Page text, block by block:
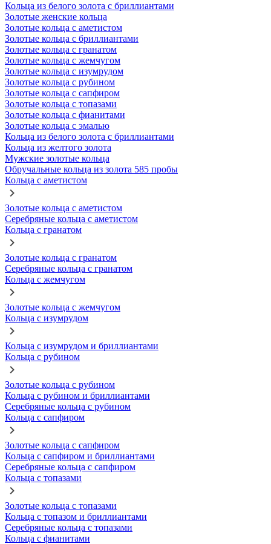
Кольца из белого золота с бриллиантами
Золотые женские кольца
Золотые кольца с аметистом
Золотые кольца с бриллиантами
Золотые кольца с гранатом
Золотые кольца с жемчугом
Золотые кольца с изумрудом
Золотые кольца с рубином
Золотые кольца с сапфиром
Золотые кольца с топазами
Золотые кольца с фианитами
Золотые кольца с эмалью
Кольца из белого золота с бриллиантами
Кольца из желтого золота
Мужские золотые кольца
Обручальные кольца из золота 585 пробы
Кольца с аметистом
Золотые кольца с аметистом
Серебряные кольца с аметистом
Кольца с гранатом
Золотые кольца с гранатом
Серебряные кольца с гранатом
Кольца с жемчугом
Золотые кольца с жемчугом
Кольца с изумрудом
Кольца с изумрудом и бриллиантами
Кольца с рубином
Золотые кольца с рубином
Кольца с рубином и бриллиантами
Серебряные кольца с рубином
Кольца с сапфиром
Золотые кольца с сапфиром
Кольца с сапфиром и бриллиантами
Серебряные кольца с сапфиром
Кольца с топазами
Золотые кольца с топазами
Кольца с топазом и бриллиантами
Серебряные кольца с топазами
Кольца с фианитами